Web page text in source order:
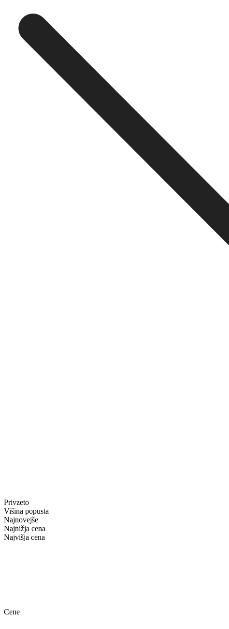
Privzeto
Višina popusta
Najnovejše
Najnižja cena
Najvišja cena
Cene